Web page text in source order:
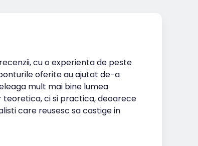
cu o experienta de peste
oferite au ajutat de-a
mult mai bine lumea
teoretica, ci si practica, deoarece
care reusesc sa castige in